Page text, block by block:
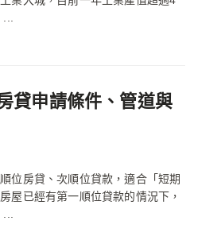
...
貸申請條件、管道與
位房貸、次順位貸款，適合「短期
屋已經有第一順位貸款的情況下，
...